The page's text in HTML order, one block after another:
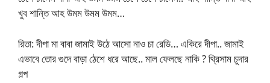
খুব শান্তি আহ উমম উমম উমম…
রিতা: দীপা মা বাবা জামাই উঠে আসো নাও চা রেডি… একিরে দীপা.. জামাই
এভাবে তোর গুদে বাড়া ঠেশে ধরে আছে.. মাল ফেলছে নাকি ? থ্রিসাম চুদার
গল্প